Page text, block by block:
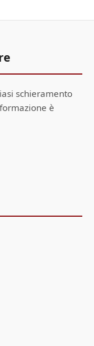
schieramento
è